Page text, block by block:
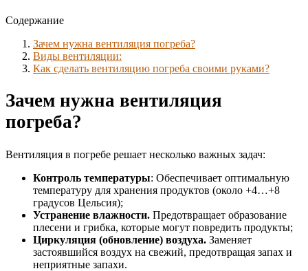
Содержание
Зачем нужна вентиляция погреба?
Виды вентиляции:
Как сделать вентиляцию погреба своими руками?
Зачем нужна вентиляция
погреба?
Вентиляция в погребе решает несколько важных задач:
Контроль температуры: Обеспечивает оптимальную
температуру для хранения продуктов (около +4…+8
градусов Цельсия);
Устранение влажности. Предотвращает образование
плесени и грибка, которые могут повредить продукты;
Циркуляция (обновление) воздуха. Заменяет
застоявшийся воздух на свежий, предотвращая запах и
неприятные запахи.